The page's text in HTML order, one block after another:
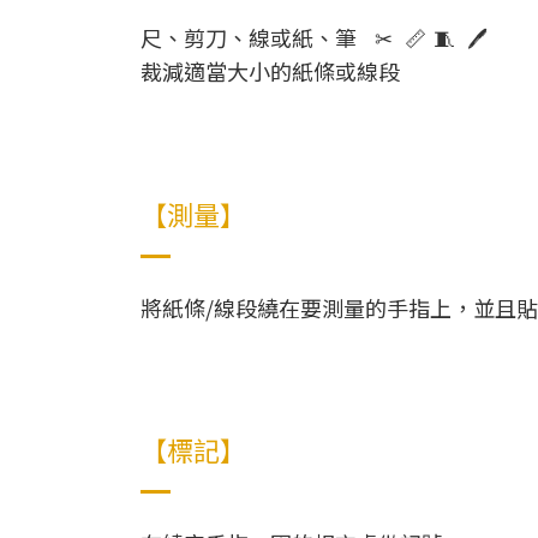
尺、剪刀、線或紙、筆 ✂ 📏 🧵 🖊
裁減適當大小的紙條或線段
【測量】
將紙條/線段繞在要測量的手指上，並且
【標記】